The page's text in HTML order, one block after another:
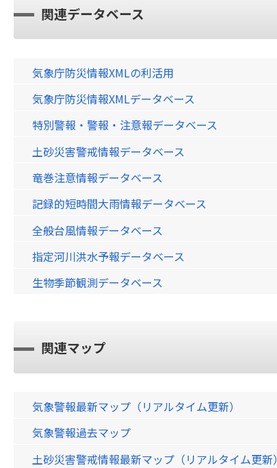
関連データベース
気象庁防災情報XMLの利活用
気象庁防災情報XMLデータベース
特別警報・警報・注意報データベース
土砂災害警戒情報データベース
竜巻注意情報データベース
記録的短時間大雨情報データベース
全般台風情報データベース
指定河川洪水予報データベース
生物季節観測データベース
関連マップ
気象警報最新マップ（リアルタイム更新）
気象警報過去マップ
土砂災害警戒情報最新マップ（リアルタイム更新）